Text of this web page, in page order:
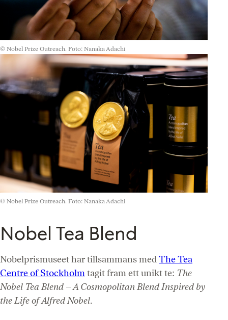
© Nobel Prize Outreach. Foto: Nanaka Adachi
© Nobel Prize Outreach. Foto: Nanaka Adachi
Nobel Tea Blend
Nobelprismuseet har tillsammans medThe Tea
Centre of Stockholmtagit fram ett unikt te: The
Nobel Tea Blend – A Cosmopolitan Blend Inspired by
the Life of Alfred Nobel.